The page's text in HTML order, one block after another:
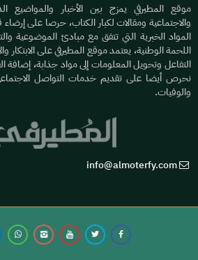
موقع المطيرفي يمزج بين الأخبار والمواضيع
والاجتماعية ومقالات لكبار الكتاب، حرصا على
المواد الخبرية التي تتفق مع مبادئ الموضوعية
اللحمة الوطنية، يعتمد موقع المطيرفي على الابتكار
التفاعل وتحويل المعلومات إلى مواد جذابة، إضافة
نحرص أيضا على تقديم خدمات التواصل
والوفيات.
info@almoterfy.com